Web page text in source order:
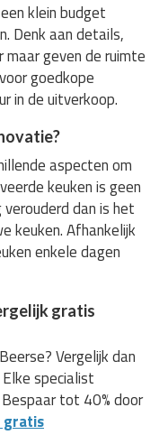
klein budget
Denk aan details,
maar geven de ruimte
goedkope
in de uitverkoop.
aspecten om
keuken is geen
dan is het
keuken. Afhankelijk
enkele dagen
gratis
Vergelijk dan
specialist
tot 40% door
gratis